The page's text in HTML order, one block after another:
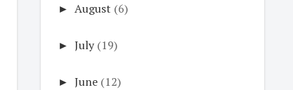
► August (6)
► July (19)
► June (12)